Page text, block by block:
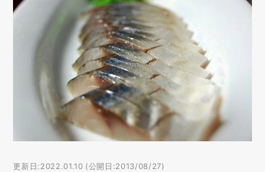
更新日:2022.01.10 (公開日:2013/08/27)